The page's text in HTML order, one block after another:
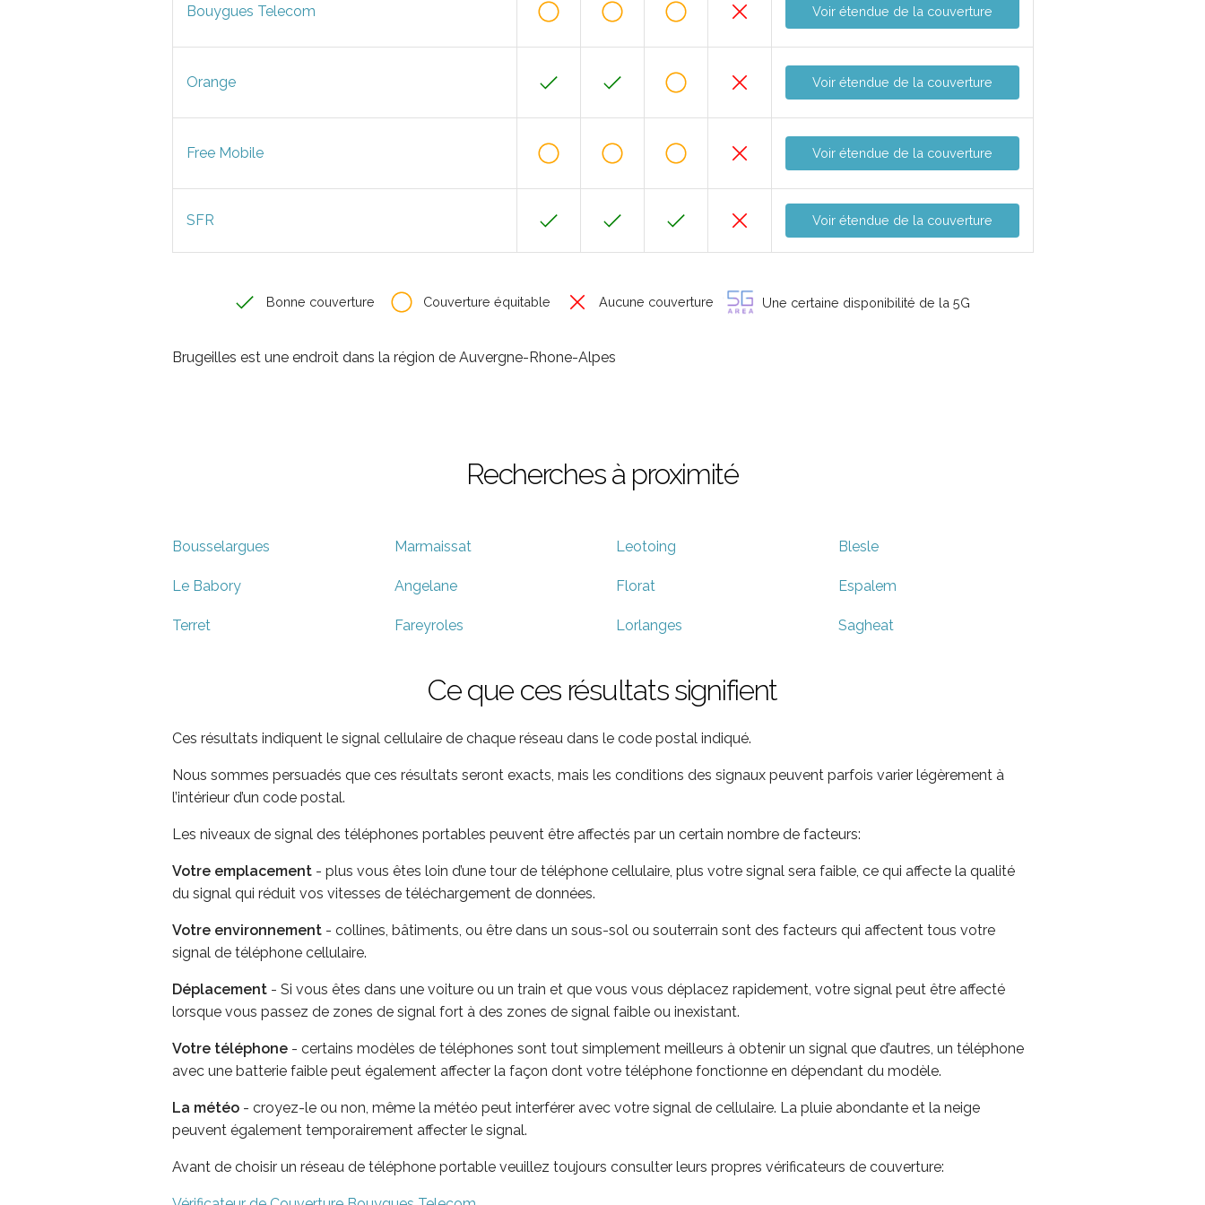
Bouygues Telecom Voir étendue de la couverture
Orange Voir étendue de la couverture
Free Mobile Voir étendue de la couverture
SFR Voir étendue de la couverture
Bonne couverture Couverture équitable Aucune couverture Une certaine disponibilité de la 5G
Brugeilles est une endroit dans la région de Auvergne-Rhone-Alpes
Recherches à proximité
Bousselargues Marmaissat Leotoing Blesle
Le Babory Angelane Florat Espalem
Terret Fareyroles Lorlanges Sagheat
Ce que ces résultats signifient
Ces résultats indiquent le signal cellulaire de chaque réseau dans le code postal indiqué.
Nous sommes persuadés que ces résultats seront exacts, mais les conditions des signaux peuvent parfois varier légèrement à
l’intérieur d’un code postal.
Les niveaux de signal des téléphones portables peuvent être affectés par un certain nombre de facteurs:
Votre emplacement - plus vous êtes loin d’une tour de téléphone cellulaire, plus votre signal sera faible, ce qui affecte la qualité
du signal qui réduit vos vitesses de téléchargement de données.
Votre environnement - collines, bâtiments, ou être dans un sous-sol ou souterrain sont des facteurs qui affectent tous votre
signal de téléphone cellulaire.
Déplacement - Si vous êtes dans une voiture ou un train et que vous vous déplacez rapidement, votre signal peut être affecté
lorsque vous passez de zones de signal fort à des zones de signal faible ou inexistant.
Votre téléphone - certains modèles de téléphones sont tout simplement meilleurs à obtenir un signal que d’autres, un téléphone
avec une batterie faible peut également affecter la façon dont votre téléphone fonctionne en dépendant du modèle.
La météo - croyez-le ou non, même la météo peut interférer avec votre signal de cellulaire. La pluie abondante et la neige
peuvent également temporairement affecter le signal.
Avant de choisir un réseau de téléphone portable veuillez toujours consulter leurs propres vérificateurs de couverture: